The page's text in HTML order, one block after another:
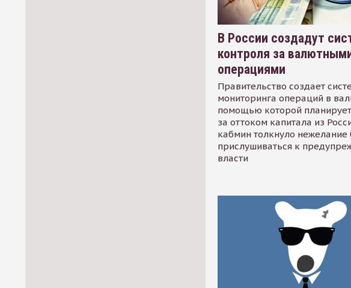
В России создадут
контроля за
операциями
Правительство создает
мониторинга операций в
помощью которой
за оттоком капитала из
кабмин толкнуло нежелание
прислушиваться к
власти